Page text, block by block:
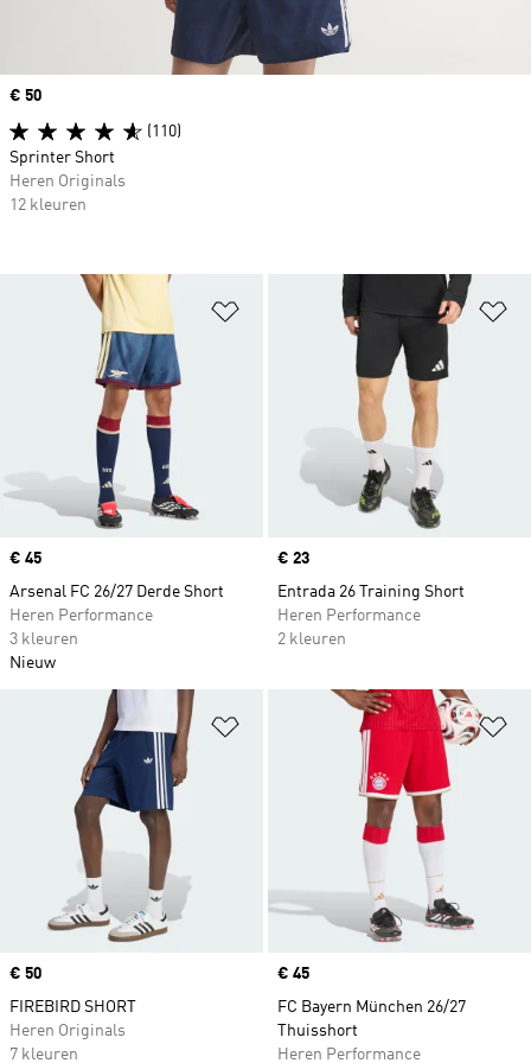
Op verlanglijst zetten
Price
€ 45
Arsenal FC 26/27 Derde Short
Heren Performance
3 kleuren
Nieuw
Price
€ 23
Entrada 26 Training Short
Heren Performance
2 kleuren
Op verlanglijst zetten
Price
€ 50
FIREBIRD SHORT
Heren Originals
7 kleuren
Price
€ 45
FC Bayern München 26/27
Thuisshort
Heren Performance
Price
€ 50
(110)
Sprinter Short
Heren Originals
12 kleuren